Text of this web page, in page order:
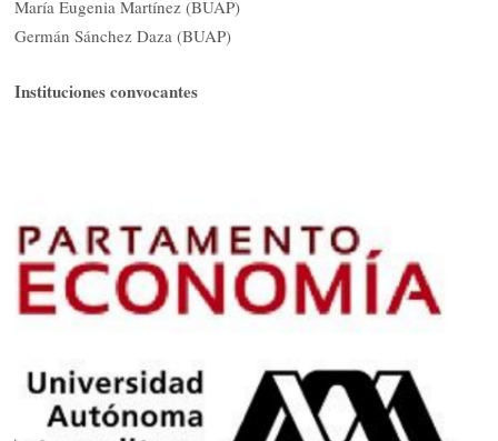
María Eugenia Martínez (BUAP)
Germán Sánchez Daza (BUAP)
Instituciones convocantes